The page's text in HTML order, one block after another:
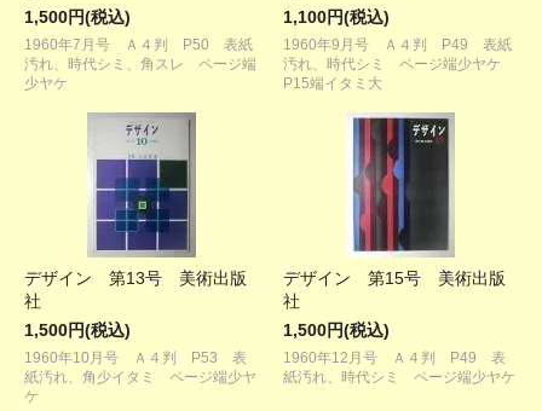
1,500円(税込)
1960年7月号 Ａ４判 P50 表紙
汚れ、時代シミ、角スレ ページ端
少ヤケ
1,100円(税込)
1960年9月号 Ａ４判 P49 表紙
汚れ、時代シミ ページ端少ヤケ
P15端イタミ大
デザイン 第13号 美術出版
社
1,500円(税込)
1960年10月号 Ａ４判 P53 表
紙汚れ、角少イタミ ページ端少ヤ
ケ
デザイン 第15号 美術出版
社
1,500円(税込)
1960年12月号 Ａ４判 P49 表
紙汚れ、時代シミ ページ端少ヤケ